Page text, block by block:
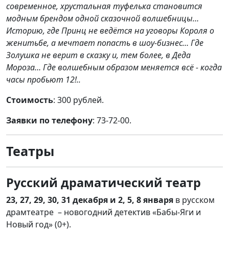
современное, хрустальная туфелька становится
модным брендом одной сказочной волшебницы…
Историю, где Принц не ведётся на уговоры Короля о
женитьбе, а мечтает попасть в шоу-бизнес… Где
Золушка не верит в сказку и, тем более, в Деда
Мороза… Где волшебным образом меняется всё - когда
часы пробьют 12!..
Стоимость: 300 рублей.
Заявки по телефону: 73-72-00.
Театры
Русский драматический театр
23, 27, 29, 30, 31 декабря и 2, 5, 8 января в русском
драмтеатре – новогодний детектив «Бабы-Яги и
Новый год» (0+).